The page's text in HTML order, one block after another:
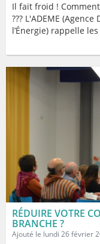
Il fait froid !
??? L'ADEME
l’Énergie) rappelle
RÉDUIRE VOTRE
BRANCHE ?
Ajouté le lundi 26 février